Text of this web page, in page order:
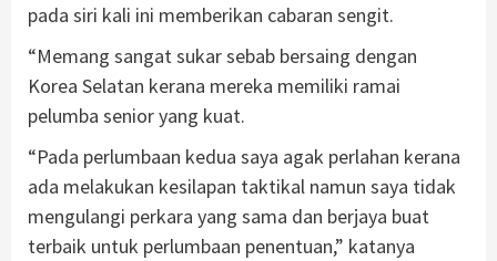
pada siri kali ini memberikan cabaran sengit.
“Memang sangat sukar sebab bersaing dengan
Korea Selatan kerana mereka memiliki ramai
pelumba senior yang kuat.
“Pada perlumbaan kedua saya agak perlahan kerana
ada melakukan kesilapan taktikal namun saya tidak
mengulangi perkara yang sama dan berjaya buat
terbaik untuk perlumbaan penentuan,” katanya